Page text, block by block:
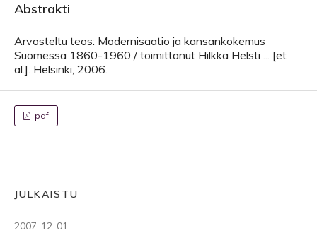
Abstrakti
Arvosteltu teos: Modernisaatio ja kansankokemus
Suomessa 1860-1960 / toimittanut Hilkka Helsti ... [et
al.]. Helsinki, 2006.
pdf
JULKAISTU
2007-12-01